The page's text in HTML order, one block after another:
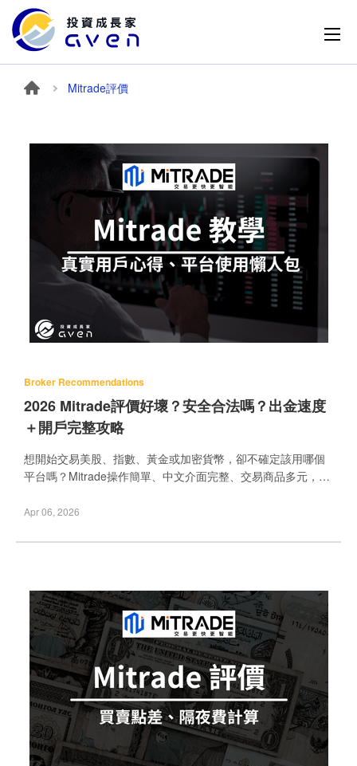
Mitrade評價
Broker Recommendations
2026 Mitrade評價好壞？安全合法嗎？出金速度
＋開戶完整攻略
想開始交易美股、指數、黃金或加密貨幣，卻不確定該用哪個
平台嗎？Mitrade操作簡單、中文介面完整、交易商品多元，更
的新手，還是想嘗試 CFD（差價合約）槓桿操作的進階交易
一步步掌握 Mi
Apr 06, 2026